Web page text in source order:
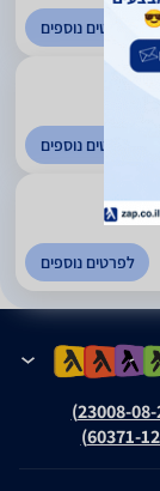
לפרטים נוספים
לפרטים נוספים
לפרטים נוספים